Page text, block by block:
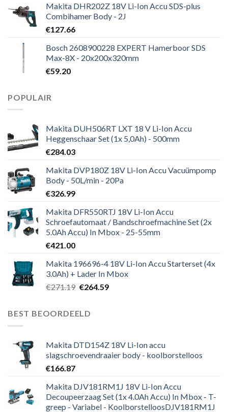
Makita DHR202Z 18V Li-Ion Accu SDS-plus
Combihamer Body - 2J
€127.66
Bosch 2608900228 EXPERT Hamerboor SDS
Max-8X - 20x200x320mm
€59.20
POPULAIR
Makita DUH506RT LXT 18 V Li-Ion Accu
Heggenschaar Set (1x 5,0Ah) - 500mm
€284.03
Makita DVP180Z 18V Li-Ion Accu Vacuümpomp
Body - 50L/min - 20Pa
€326.99
Makita DFR550RTJ 18V Li-Ion Accu
Schroefautomaat / Bandschroefmachine Set (2x
5.0Ah Accu) In Mbox - 25-55mm
€421.00
Makita 196696-4 18V Li-Ion Accu Starterset (4x
3.0Ah) + Lader In Mbox
€271.19 Oorspronkelijke
€271.19.
€264.59Huidige
BEST BEOORDEELD
Makita DTD154Z 18V Li-Ion accu
slagschroevendraaier body - koolborstelloos
€166.87
Makita DJV181RM1J 18V Li-Ion Accu
Decoupeerzaag Set (1x 4.0Ah Accu) In Mbox - T-
greep - Variabel - KoolborstelloosDJV181RM1J